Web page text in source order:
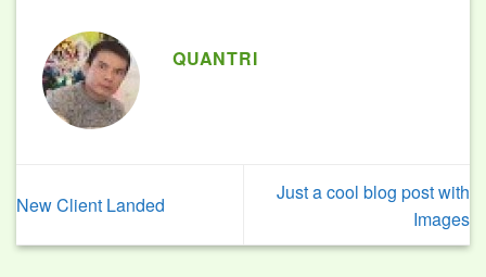
QUANTRI
New Client Landed
Just a cool blog post with
Images